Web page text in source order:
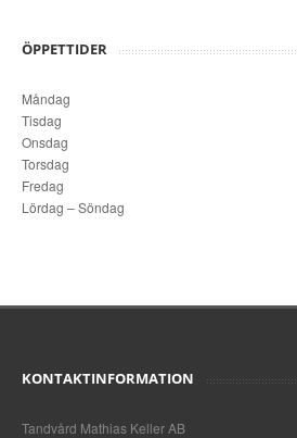
ÖPPETTIDER
Måndag
Tisdag
Onsdag
Torsdag
Fredag
Lördag – Söndag
KONTAKTINFORMATION
Tandvård Mathias Keller AB